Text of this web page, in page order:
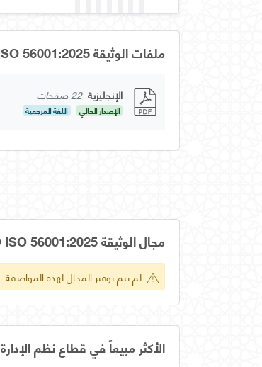
ملفات الوثيقة GSO ISO 56001:2025
الإنجليزية 22 صفحات
الإصدار الحالي اللغة المرجعية
مجال الوثيقة GSO ISO 56001:2025
لم يتم توفير المجال لهذه المواصفة
الأكثر مبيعاً في قطاع نظم الإدارة